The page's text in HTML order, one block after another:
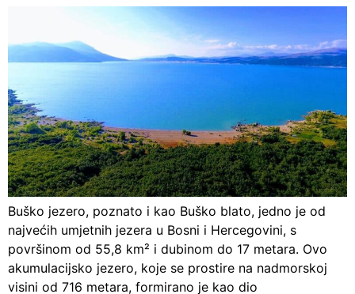
Buško jezero, poznato i kao Buško blato, jedno je od
najvećih umjetnih jezera u Bosni i Hercegovini, s
površinom od 55,8 km² i dubinom do 17 metara. Ovo
akumulacijsko jezero, koje se prostire na nadmorskoj
visini od 716 metara, formirano je kao dio